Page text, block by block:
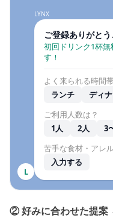
L
LYNX
ご登録ありがと
初回ドリンク1杯
す！
よく来られる時間
ランチ
ディ
ご利用人数は？
1人
2人 3
苦手な食材・アレ
入力する
② 好みに合わせた提案